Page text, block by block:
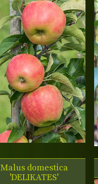
Malus domestica
'DELIKATES'